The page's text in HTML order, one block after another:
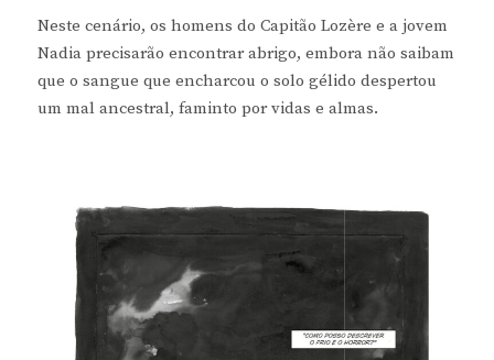
Neste cenário, os homens do Capitão Lozère e a jovem
Nadia precisarão encontrar abrigo, embora não saibam
que o sangue que encharcou o solo gélido despertou
um mal ancestral, faminto por vidas e almas.